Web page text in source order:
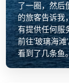
了一圈，然后
的旅客告诉我
有提供任何服
前往‘玻璃海
看到了几条鱼